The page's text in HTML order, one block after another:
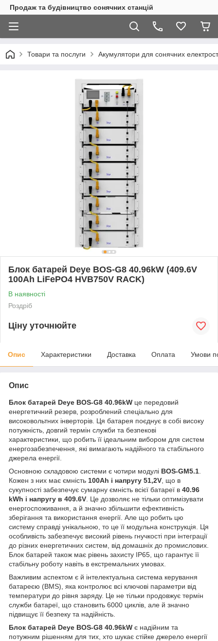
Продаж та будівництво сонячних станцій
Товари та послуги Акумулятори для сонячних
Блок батарей Deye BOS-G8 40.96kW (409.6V
100Ah LiFePO4 HVB750V RACK)
В наявності
Роздріб
Ціну уточнюйте
Опис Характеристики Доставка Оплата Умови
Опис
Блок батарей Deye BOS-G8 40.96kW це передовий
енергетичний резерв, розроблений спеціально для
високовольтних інверторів. Ця батарея поєднує в собі високу
потужність, довгий термін служби та безпекові
характеристики, що робить її ідеальним вибором для систем
енергозабезпечення, які вимагають надійного та стабільного
джерела енергії.
Основною складовою системи є чотири модулі BOS-GM5.1
Кожен з них має ємність 100Ah і напругу 51,2V , що в
сукупності забезпечує сумарну ємність всієї батареї в 40.96
kWh і напругу в 409.6V . Це дозволяє не тільки оптимізувати
енергоспоживання, а й значно збільшити ефективність
зберігання та використання енергії. Але що робить цю
систему справді унікальною, то це її модульна конструкція. Ця
особливість забезпечує високий рівень гнучкості при інтеграції
до різних енергетичних систем, від домашніх до промислових.
Блок батарей також має рівень захисту IP65, що гарантує її
стабільну роботу навіть в екстремальних умовах.
Важливим аспектом є й інтелектуальна система керування
батареєю (BMS), яка контролює всі ключові параметри від
температури до рівня заряду. Це не тільки продовжує термін
служби батареї, що становить 6000 циклів, але й значно
підвищує її безпеку та надійність.
Блок батарей Deye BOS-G8 40.96kW є надійним та
потужним рішенням для тих, хто шукає стійке джерело енергії